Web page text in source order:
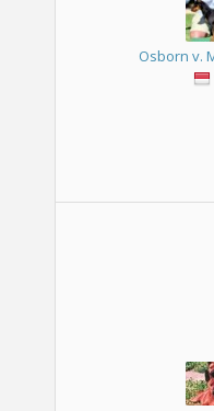
Osborn v.